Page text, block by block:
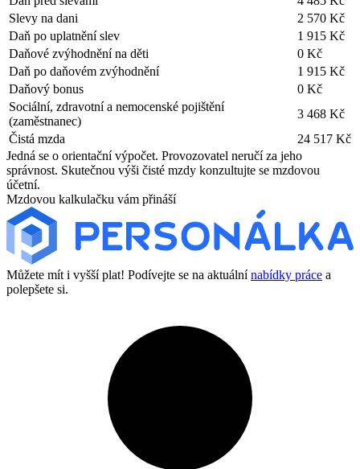
Slevy na dani
2 570 Kč
Daň po uplatnění slev
1 915 Kč
Daňové zvýhodnění na děti
0 Kč
Daň po daňovém zvýhodnění
1 915 Kč
Daňový bonus
0 Kč
Sociální, zdravotní a nemocenské pojištění
(zaměstnanec)
3 468 Kč
Čistá mzda
24 517 Kč
Jedná se o orientační výpočet. Provozovatel neručí za jeho
správnost. Skutečnou výši čisté mzdy konzultujte se mzdovou
účetní.
Mzdovou kalkulačku vám přináší
Můžete mít i vyšší plat! Podívejte se na aktuálnínabídky práce a
polepšete si.